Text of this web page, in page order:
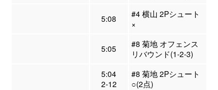
5:08
#4 横山 2Pシュート
×
5:05
#8 菊地 オフェンス
リバウンド(1-2-3)
5:04
2-12
#8 菊地 2Pシュート
○(2点)